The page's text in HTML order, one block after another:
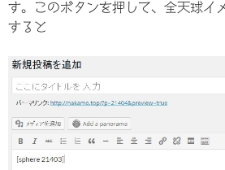
す。このボタンを押して、全天球イ
すると